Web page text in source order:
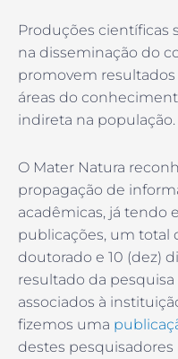
Produções científicas
na disseminação do
promovem
áreas do
indireta na população.
O Mater Natura
propagação de
acadêmicas, já tendo
publicações, um total
doutorado e 10 (dez)
resultado da
associados à
fizemos uma
destes pesquisadores